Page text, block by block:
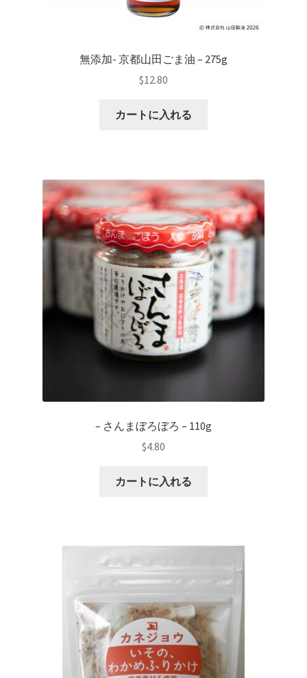
無添加- 京都山田ごま油 – 275g
$12.80
カートに入れる
– さんまぼろぼろ – 110g
$4.80
カートに入れる